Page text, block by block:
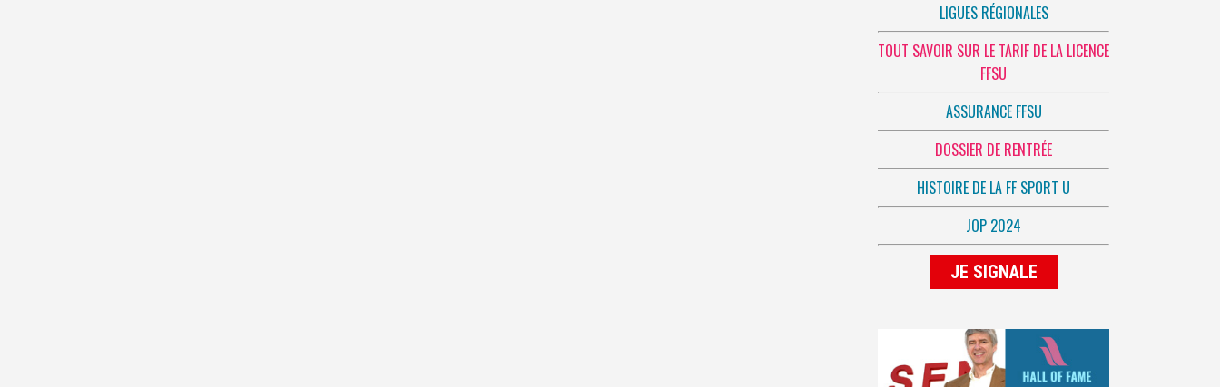
LIGUES RÉGIONALES
TOUT SAVOIR SUR LE TARIF DE LA LICENCE
FFSU
ASSURANCE FFSU
DOSSIER DE RENTRÉE
HISTOIRE DE LA FF SPORT U
JOP 2024
JE SIGNALE